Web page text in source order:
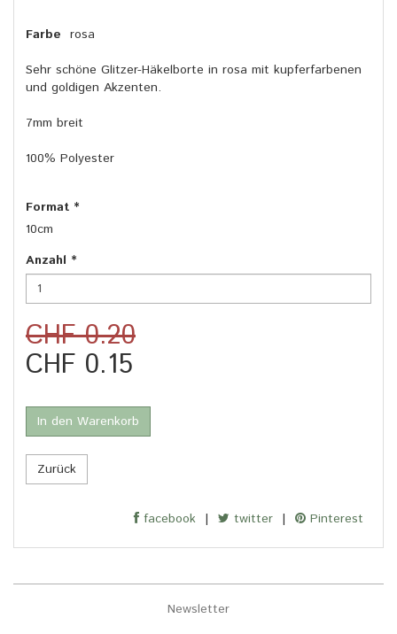
Farbe rosa
Sehr schöne Glitzer-Häkelborte in rosa mit kupferfarbenen
und goldigen Akzenten.
7mm breit
100% Polyester
Format *
10cm
Anzahl *
CHF 0.20
CHF 0.15
In den Warenkorb
Zurück
facebook | twitter | Pinterest
Newsletter